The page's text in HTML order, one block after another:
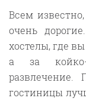
Всем
очень
хостелы, где
а за
гостиницы